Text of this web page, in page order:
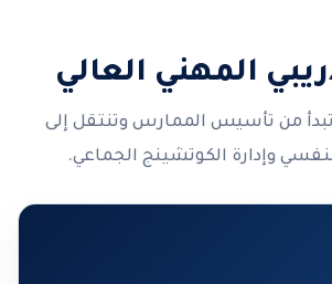
المهني العالي
من تأسيس الممارس وتنتقل إلى
وإدارة الكوتشينج الجماعي.